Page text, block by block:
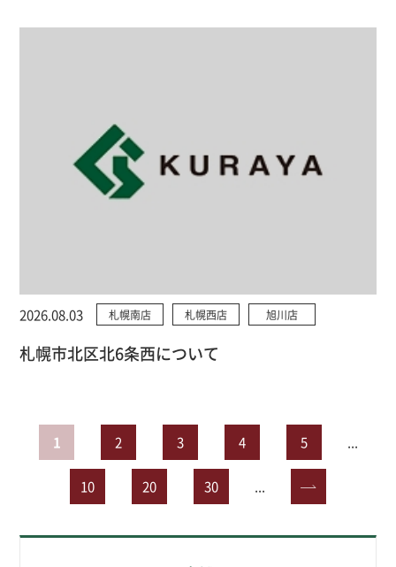
2026.08.03 札幌南店 札幌西店 旭川店
札幌市北区北6条西について
1 2 3 4 5 ...
10 20 30 ... »